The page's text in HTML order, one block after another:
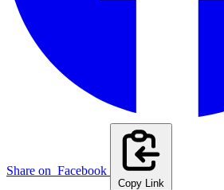
Share on Facebook
Copy Link